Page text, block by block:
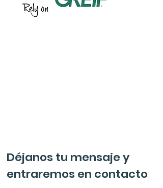
Déjanos tu mensaje y
entraremos en contacto